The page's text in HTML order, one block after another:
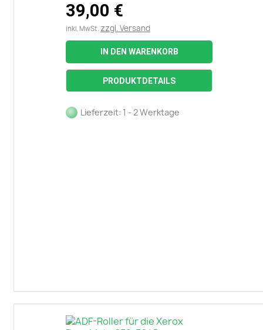
39,00 €
inkl. MwSt. zzgl. Versand
IN DEN WARENKORB
PRODUKTDETAILS
Lieferzeit: 1 - 2 Werktage